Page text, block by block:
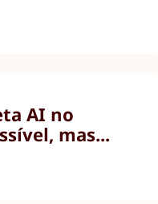
AI no
mas...